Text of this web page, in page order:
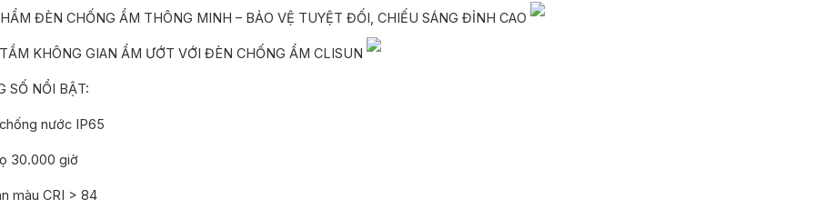
ĐÈN CHỐNG ẨM THÔNG MINH – BẢO VỆ TUYỆT ĐỐI, CHIẾU SÁNG ĐỈNH CAO
KHÔNG GIAN ẨM ƯỚT VỚI ĐÈN CHỐNG ẨM CLISUN
SỐ NỔI BẬT:
nước IP65
30.000 giờ
màu CRI > 84